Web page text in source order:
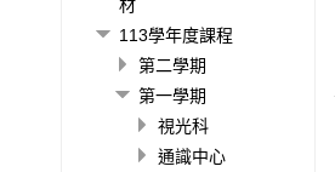
材
113學年度課程
第二學期
第一學期
視光科
通識中心